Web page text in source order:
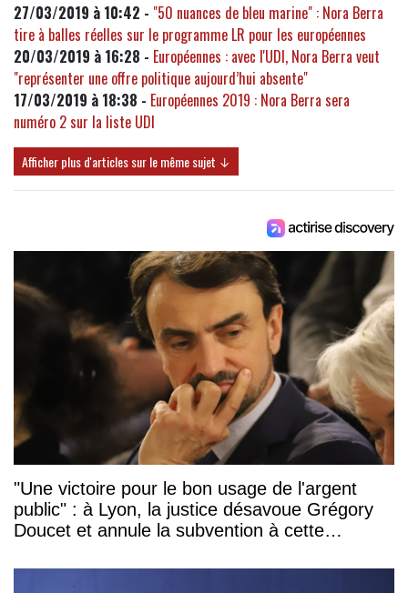
27/03/2019 à 10:42 - "50 nuances de bleu marine" : Nora Berra
tire à balles réelles sur le programme LR pour les européennes
20/03/2019 à 16:28 - Européennes : avec l'UDI, Nora Berra veut
"représenter une offre politique aujourd’hui absente"
17/03/2019 à 18:38 - Européennes 2019 : Nora Berra sera
numéro 2 sur la liste UDI
Afficher plus d'articles sur le même sujet ↓
"Une victoire pour le bon usage de l'argent
public" : à Lyon, la justice désavoue Grégory
Doucet et annule la subvention à cette